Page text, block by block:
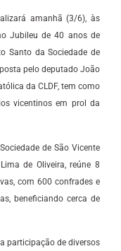
amanhã (3/6), às
Jubileu de 40 anos de
Santo da Sociedade de
pelo deputado João
da CLDF, tem como
vicentinos em prol da
de São Vicente
de Oliveira, reúne 8
com 600 confrades e
beneficiando cerca de
participação de diversos